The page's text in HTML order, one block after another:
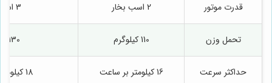
قدرت موتور 2 اسب بخار 3 اسب بخار
تحمل وزن 110 کیلوگرم 130 کیلوگرم
حداکثر سرعت 16 کیلومتر بر ساعت 18 کیلومتر بر ساعت